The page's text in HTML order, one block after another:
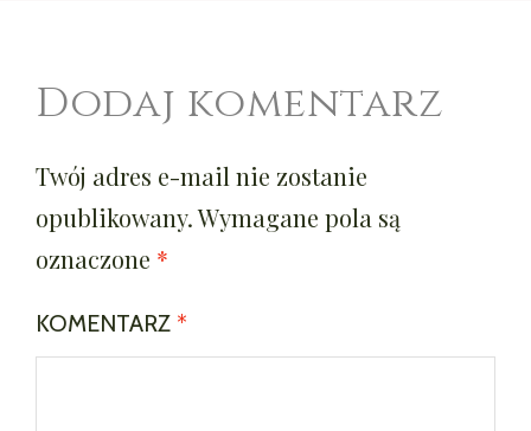
Dodaj komentarz
Twój adres e-mail nie zostanie
opublikowany.Wymagane pola są
oznaczone *
KOMENTARZ *